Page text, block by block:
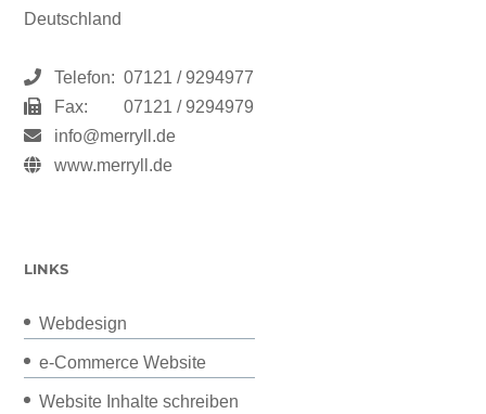
Deutschland
Telefon: 07121 / 9294977
Fax:
07121 / 9294979
info@merryll.de
www.merryll.de
LINKS
Webdesign
e-Commerce Website
Website Inhalte schreiben